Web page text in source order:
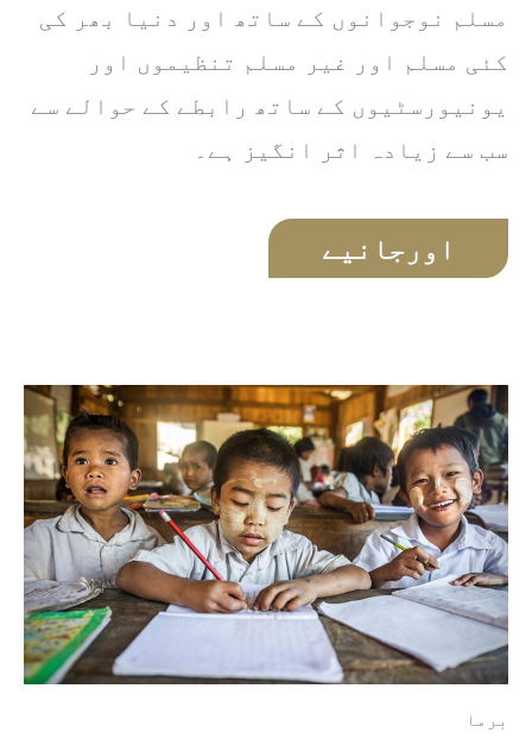
مسلم نوجوانوں کے ساتھ اور دنیا بھر کی
کئی مسلم اور غیر مسلم تنظیموں اور
یونیورسٹیوں کے ساتھ رابطے کے حوالے سے
سب سے زیادہ اثر انگیز ہے۔
اورجانیے
برما